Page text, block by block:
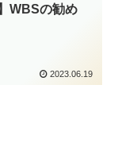
WBSの勧め
2023.06.19